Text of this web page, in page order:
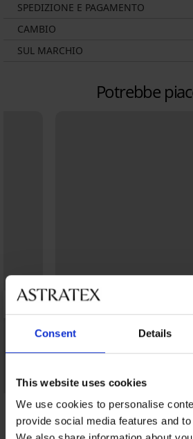
Consent Details
This website uses cookies
We use cookies to personalise
provide social media features and
SPEDIZIONE E PAGAMENTO
CAMBIO
SUL MARCHIO
Potrebbe
4,9
Bestseller
Slip contenitivo Simple